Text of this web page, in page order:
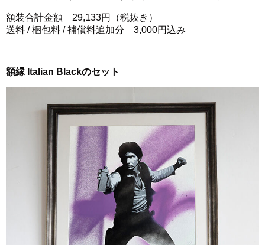
額装合計金額 29,133円（税抜き）
送料 / 梱包料 / 補償料追加分 3,000円込み
額縁 Italian Blackのセット